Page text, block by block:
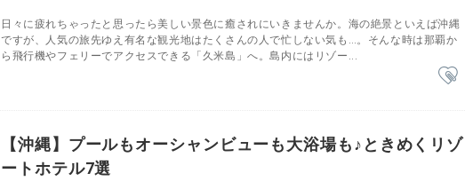
日々に疲れちゃったと思ったら美しい景色に癒されにいきませんか。海の絶景といえば沖縄
ですが、人気の旅先ゆえ有名な観光地はたくさんの人で忙しない気も…。そんな時は那覇か
ら飛行機やフェリーでアクセスできる「久米島」へ。島内にはリゾー...
【沖縄】プールもオーシャンビューも大浴場も♪ときめくリゾ
ートホテル7選